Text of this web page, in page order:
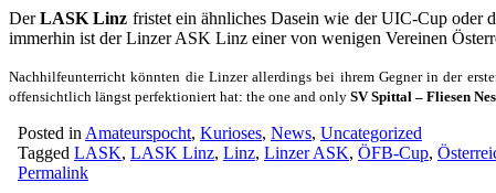
DerLASK Linz fristet ein ähnliches Dasein wie der UIC-Cup oder
immerhin ist der Linzer ASK Linz einer von wenigen Vereinen
Nachhilfeunterricht könnten die Linzer allerdings bei ihrem Gegner in der
offensichtlich längst perfektioniert hat: the one and only SV Spittal – Fliesen
Posted in Amateurspocht, Kurioses, News, Uncategorized
Tagged LASK, LASK Linz, Linz, Linzer ASK, ÖFB-Cup,
Permalink